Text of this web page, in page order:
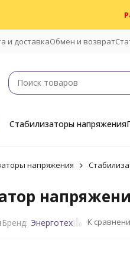
и доставкаОбмен и возврат
Стабилизаторы напряжения
напряжения
Бренд: Энерготех К